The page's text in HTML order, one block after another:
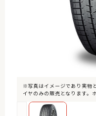
※写真はイメージであり実物
イヤのみの販売となります。